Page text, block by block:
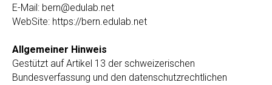
E-Mail: bern@edulab.net
WebSite: https://bern.edulab.net
Allgemeiner Hinweis
Gestützt auf Artikel 13 der schweizerischen
Bundesverfassung und den datenschutzrechtlichen